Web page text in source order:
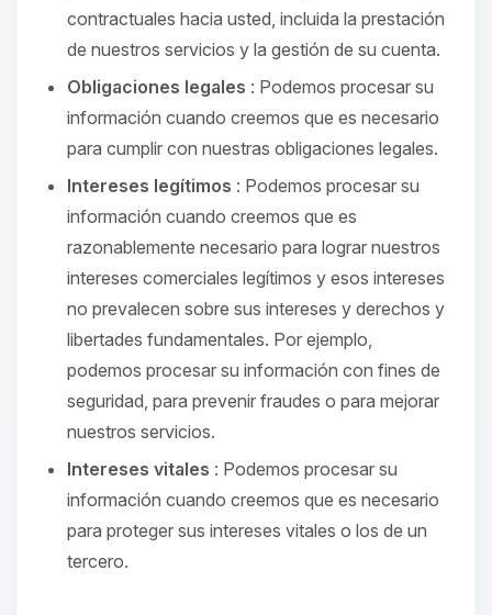
contractuales hacia usted, incluida la prestación
de nuestros servicios y la gestión de su cuenta.
Obligaciones legales : Podemos procesar su
información cuando creemos que es necesario
para cumplir con nuestras obligaciones legales.
Intereses legítimos : Podemos procesar su
información cuando creemos que es
razonablemente necesario para lograr nuestros
intereses comerciales legítimos y esos intereses
no prevalecen sobre sus intereses y derechos y
libertades fundamentales. Por ejemplo,
podemos procesar su información con fines de
seguridad, para prevenir fraudes o para mejorar
nuestros servicios.
Intereses vitales : Podemos procesar su
información cuando creemos que es necesario
para proteger sus intereses vitales o los de un
tercero.